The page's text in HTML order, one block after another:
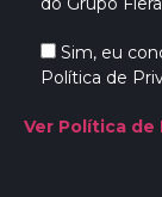
Sim, eu
Política de
Ver Política de